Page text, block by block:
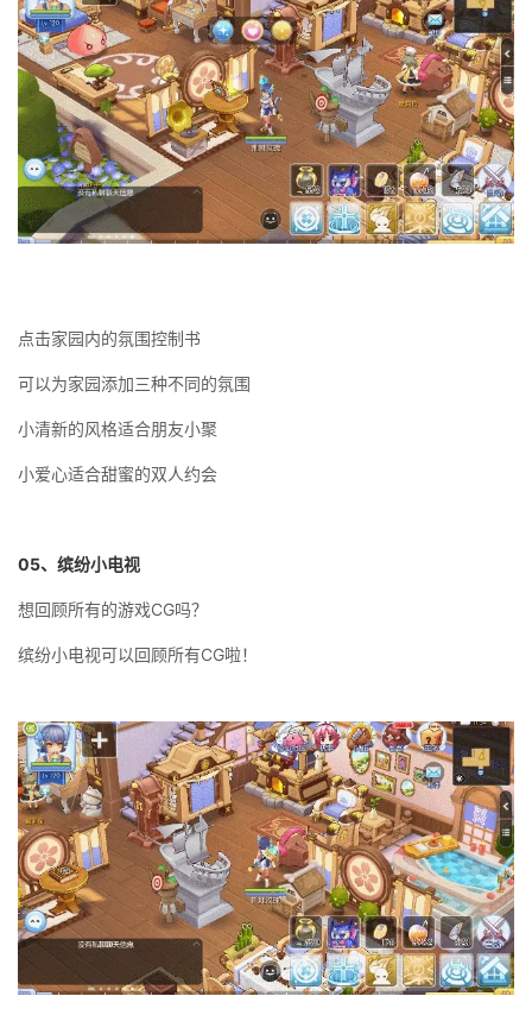
点击家园内的氛围控制书
可以为家园添加三种不同的氛围
小清新的风格适合朋友小聚
小爱心适合甜蜜的双人约会
05、缤纷小电视
想回顾所有的游戏CG吗？
缤纷小电视可以回顾所有CG啦！